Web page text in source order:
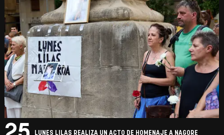
LUNES LILAS REALIZA UN ACTO DE HOMENAJE A NAGORE